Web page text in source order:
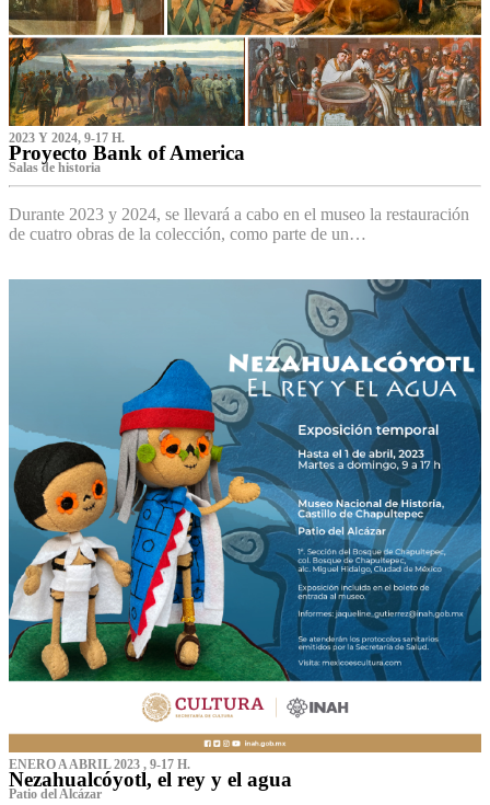
2023 Y 2024, 9-17 H.
Proyecto Bank of America
S‌alas de historia
Durante 2023 y 2024, se llevará a cabo en el museo la restauración
de cuatro obras de la colección, como parte de un…
ENERO A ABRIL 2023 , 9-17 H.
Nezahualcóyotl, el rey y el agua
Patio del Alcázar